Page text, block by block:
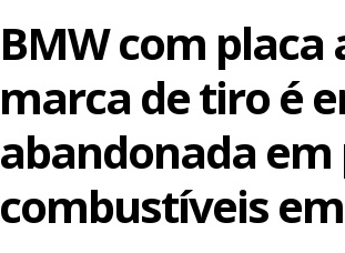
BMW com
marca de tiro é
abandonada em
combustíveis